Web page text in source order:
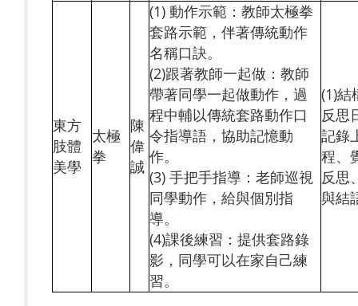
東方
肢體
美學
太極
拳
陳
偉
誠
(1) 動作示範：教師太極拳
套路示範，伴著傳統動作
名稱口訣。
(2)跟著教師一起做：教師
帶著同學一起做動作，過
程中輔以傳統套路動作口
令指導語，協助記憶動
作。
(3) 手把手指導：老師巡視
同學動作，給與個別指
導。
(4)課後練習：提供套路錄
影，同學可以在家自己練
習。
(1)結
反思
記錄
程、
反思
與結